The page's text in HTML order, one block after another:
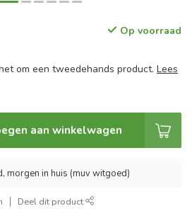
Op voorraad
om een tweedehands product. Lees
aan winkelwagen
morgen in huis (muv witgoed)
Deel dit product